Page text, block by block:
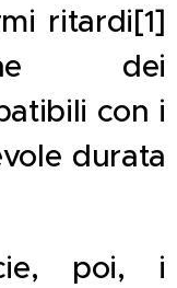
ritardi[1]
dei
con i
durata
poi, i